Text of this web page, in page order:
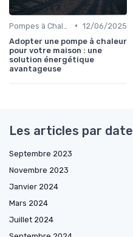
• 12/06/2025
Adopter une pompe à chaleur
pour votre maison : une
solution énergétique
avantageuse
Les articles par date
Septembre 2023
Novembre 2023
Janvier 2024
Mars 2024
Juillet 2024